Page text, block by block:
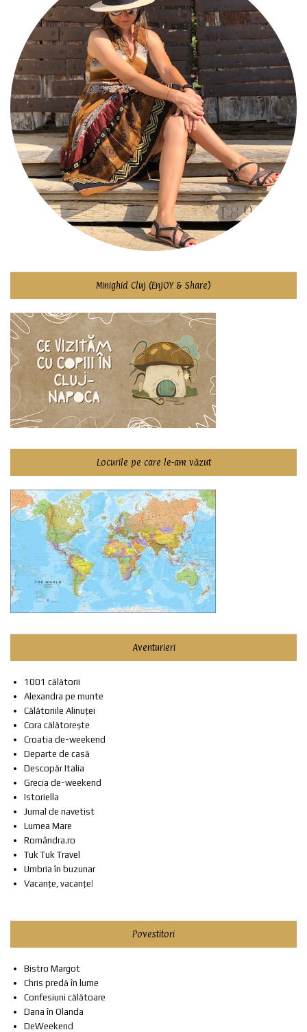
Minighid Cluj (EnJOY & Share)
Locurile pe care le-am văzut
Aventurieri
1001 călătorii
Alexandra pe munte
Călătoriile Alinuței
Cora călătorește
Croatia de-weekend
Departe de casă
Descopăr Italia
Grecia de-weekend
Istoriella
Jurnal de navetist
Lumea Mare
Romândra.ro
Tuk Tuk Travel
Umbria în buzunar
Vacanțe, vacanțe!
Povestitori
Bistro Margot
Chris predă în lume
Confesiuni călătoare
Dana în Olanda
DeWeekend